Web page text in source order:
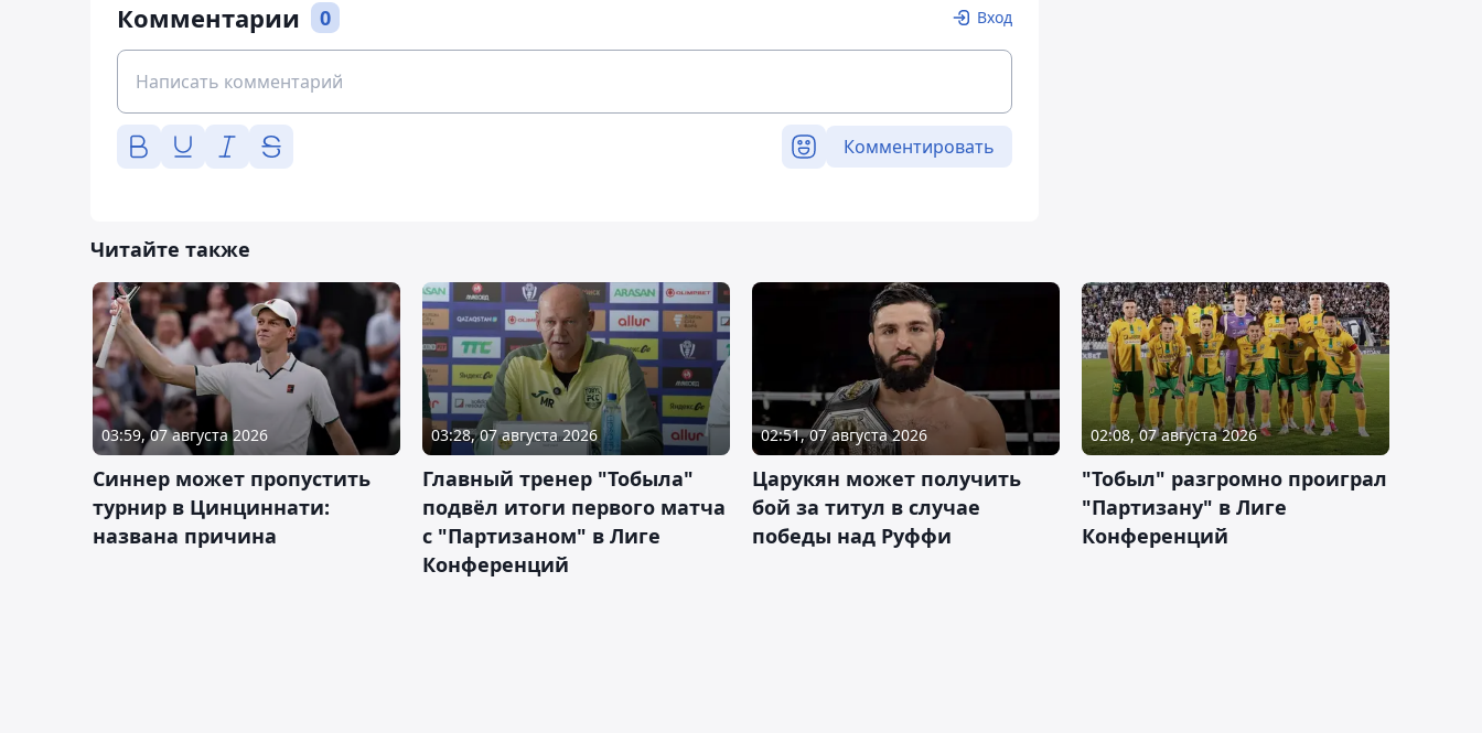
Комментарии 0 Вход
Комментировать
Читайте также
03:59, 07 августа 2026
Синнер может пропустить
турнир в Цинциннати:
названа причина
03:28, 07 августа 2026
Главный тренер "Тобыла"
подвёл итоги первого матча
с "Партизаном" в Лиге
Конференций
02:51, 07 августа 2026
Царукян может получить
бой за титул в случае
победы над Руффи
02:08, 07 августа 2026
"Тобыл" разгромно проиграл
"Партизану" в Лиге
Конференций